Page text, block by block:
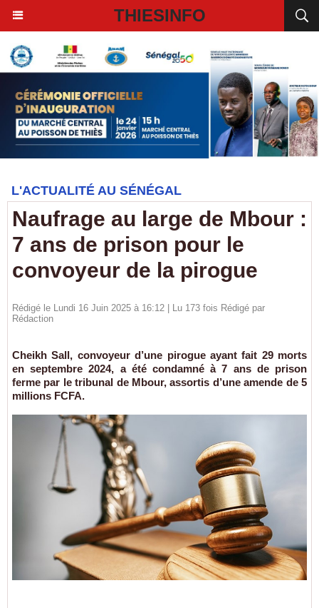
THIESINFO
L'ACTUALITÉ AU SÉNÉGAL
Naufrage au large de Mbour :
7 ans de prison pour le
convoyeur de la pirogue
Rédigé le Lundi 16 Juin 2025 à 16:12 | Lu 173 fois Rédigé par
Rédaction
Cheikh Sall, convoyeur d’une pirogue ayant fait 29 morts
en septembre 2024, a été condamné à 7 ans de prison
ferme par le tribunal de Mbour, assortis d’une amende de 5
millions FCFA.